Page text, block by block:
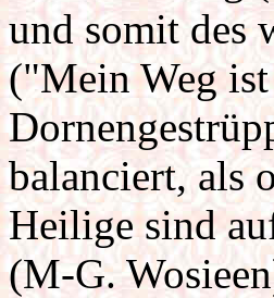
und somit des
("Mein Weg ist
balanciert, als
Heilige sind
(M-G.